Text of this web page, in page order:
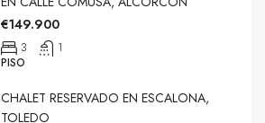
€149.900
3
1
PISO
CHALET RESERVADO EN ESCALONA,
TOLEDO